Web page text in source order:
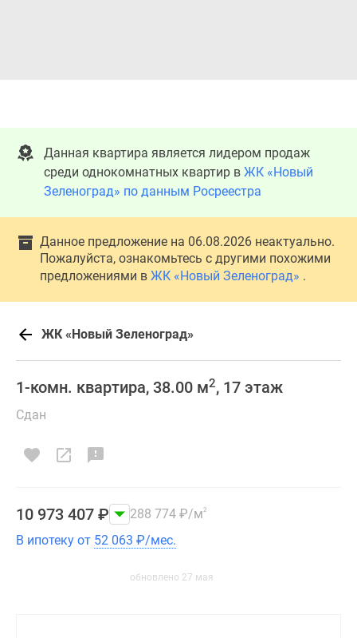
Данная квартира является лидером продаж
среди однокомнатных квартир в ЖК «Новый
Зеленоград» по данным Росреестра
Данное предложение на 06.08.2026 неактуально.
Пожалуйста, ознакомьтесь с другими похожими
предложениями в ЖК «Новый Зеленоград» .
ЖК «Новый Зеленоград»
1-комн. квартира, 38.00 м2, 17 этаж
Сдан
10 973 407 ₽ 288 774 ₽/м2
В ипотеку от 52 063 ₽/мес.
обновлено 27 мая